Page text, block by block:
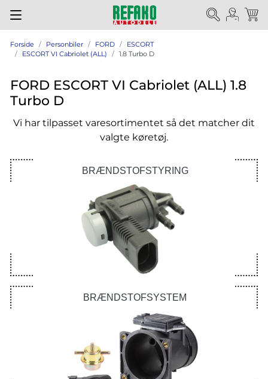
Forside Personbiler FORD
ESCORT
ESCORT VI Cabriolet (ALL)
1.8 Turbo D
FORD ESCORT VI Cabriolet (ALL) 1.8
Turbo D
Vi har tilpasset varesortimentet så det matcher dit
valgte køretøj.
BRÆNDSTOFSTYRING
BRÆNDSTOFSYSTEM